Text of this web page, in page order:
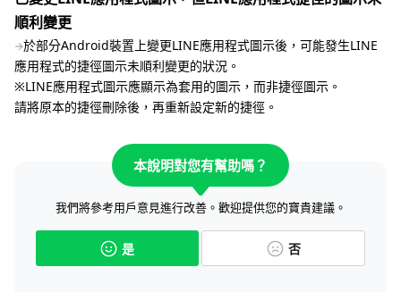
順利變更
於部分Android裝置上變更LINE應用程式圖示後，可能發生LINE
應用程式的捷徑圖示未順利變更的狀況。
※LINE應用程式圖示應顯示為套用的圖示，而非捷徑圖示。
請將原本的捷徑刪除後，再重新設定新的捷徑。
本說明對您有幫助嗎？
我們將參考用戶意見進行改善。歡迎提供您的寶貴建議。
是 否